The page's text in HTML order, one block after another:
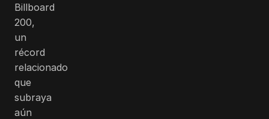
Billboard
200,
un
récord
relacionado
que
subraya
aún